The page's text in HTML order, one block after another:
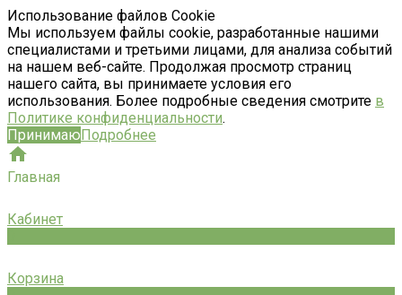
Использование файлов Cookie
Мы используем файлы cookie, разработанные нашими
специалистами и третьими лицами, для анализа событий
на нашем веб-сайте. Продолжая просмотр страниц
нашего сайта, вы принимаете условия его
использования. Более подробные сведения смотрите в
Политике конфиденциальности.
ПринимаюПодробнее
Главная
Кабинет
Корзина